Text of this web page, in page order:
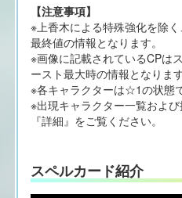
【注意事項】
※上香木による特殊強化を除
最終値の情報となります。
※画像に記載されているCPは
ースト最大時の情報となります
※各キャラクターは☆1の状態
※出現キャラクター一覧およ
『詳細』をご覧ください。
スペルカード紹介